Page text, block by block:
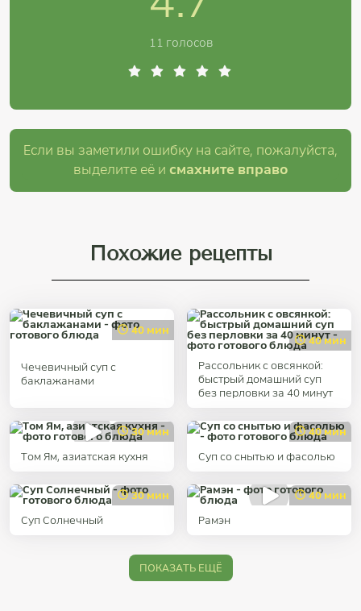
11 голосов
Если вы заметили ошибку на сайте, пожалуйста,
выделите её и смахните вправо
Похожие рецепты
40 мин
Чечевичный суп с
баклажанами
40 мин
Рассольник с овсянкой:
быстрый домашний суп
без перловки за 40 минут
30 мин
Том Ям, азиатская кухня
40 мин
Суп со снытью и фасолью
30 мин
Суп Солнечный
40 мин
Рaмэн
ПОКАЗАТЬ ЕЩЁ